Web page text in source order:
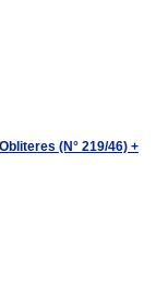
(N° 219/46) +